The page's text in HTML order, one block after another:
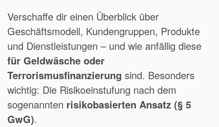
Verschaffe dir einen Überblick über
Geschäftsmodell, Kundengruppen, Produkte
und Dienstleistungen – und wie anfällig diese
für Geldwäsche oder
Terrorismusfinanzierung sind. Besonders
wichtig: Die Risikoeinstufung nach dem
sogenannten risikobasierten Ansatz (§ 5
GwG).